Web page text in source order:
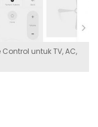
untuk TV, AC,